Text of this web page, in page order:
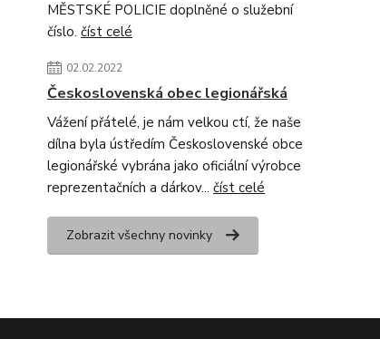
MĚSTSKÉ POLICIE doplněné o služební
číslo. číst celé
02.02.2022
Československá obec legionářská
Vážení přátelé, je nám velkou ctí, že naše
dílna byla ústředím Československé obce
legionářské vybrána jako oficiální výrobce
reprezentačních a dárkov... číst celé
Zobrazit všechny novinky